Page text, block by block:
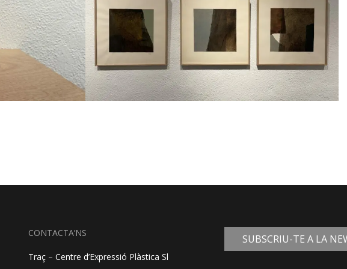
CONTACTA’NS
Traç – Centre d’Expressió Plàstica Sl
SUBSCRIU-TE A LA